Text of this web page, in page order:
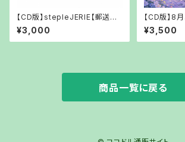
【CD版】stepleJERIE【郵送で
お渡し】
¥3,000
【CD版】8
～未完成の
お渡し】
¥3,500
商品一覧に戻る